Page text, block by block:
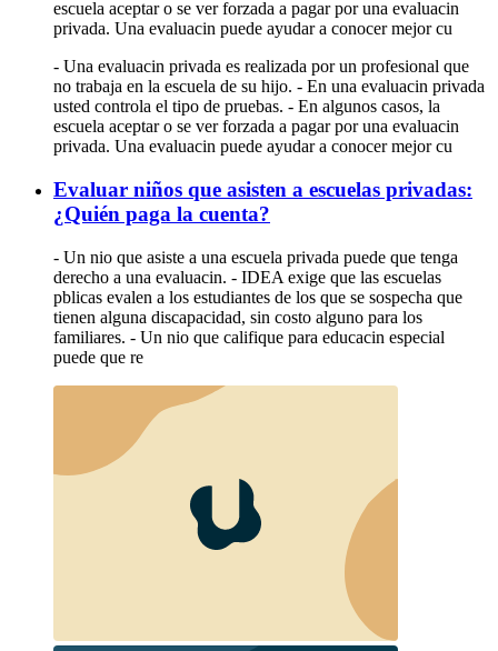
escuela aceptar o se ver forzada a pagar por una evaluacin
privada. Una evaluacin puede ayudar a conocer mejor cu
- Una evaluacin privada es realizada por un profesional que
no trabaja en la escuela de su hijo. - En una evaluacin privada
usted controla el tipo de pruebas. - En algunos casos, la
escuela aceptar o se ver forzada a pagar por una evaluacin
privada. Una evaluacin puede ayudar a conocer mejor cu
Evaluar niños que asisten a escuelas privadas:
¿Quién paga la cuenta?
- Un nio que asiste a una escuela privada puede que tenga
derecho a una evaluacin. - IDEA exige que las escuelas
pblicas evalen a los estudiantes de los que se sospecha que
tienen alguna discapacidad, sin costo alguno para los
familiares. - Un nio que califique para educacin especial
puede que re